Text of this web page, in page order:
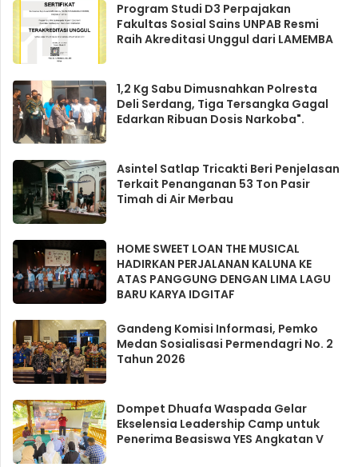
Program Studi D3 Perpajakan
Fakultas Sosial Sains UNPAB Resmi
Raih Akreditasi Unggul dari LAMEMBA
1,2 Kg Sabu Dimusnahkan Polresta
Deli Serdang, Tiga Tersangka Gagal
Edarkan Ribuan Dosis Narkoba".
Asintel Satlap Tricakti Beri Penjelasan
Terkait Penanganan 53 Ton Pasir
Timah di Air Merbau
HOME SWEET LOAN THE MUSICAL
HADIRKAN PERJALANAN KALUNA KE
ATAS PANGGUNG DENGAN LIMA LAGU
BARU KARYA IDGITAF
Gandeng Komisi Informasi, Pemko
Medan Sosialisasi Permendagri No. 2
Tahun 2026
Dompet Dhuafa Waspada Gelar
Ekselensia Leadership Camp untuk
Penerima Beasiswa YES Angkatan V